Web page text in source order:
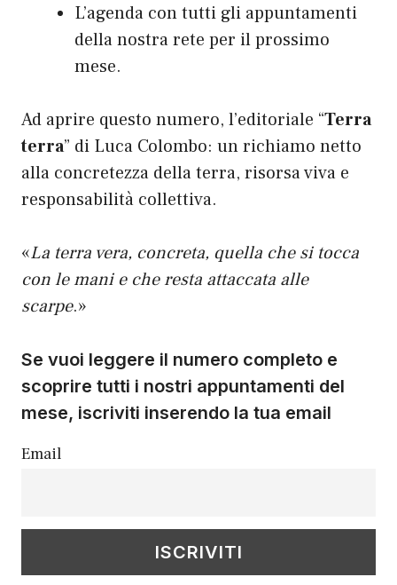
L’agenda con tutti gli appuntamenti
della nostra rete per il prossimo
mese.
Ad aprire questo numero, l’editoriale “Terra
terra” di Luca Colombo: un richiamo netto
alla concretezza della terra, risorsa viva e
responsabilità collettiva.
«La terra vera, concreta, quella che si tocca
con le mani e che resta attaccata alle
scarpe.»
Se vuoi leggere il numero completo e
scoprire tutti i nostri appuntamenti del
mese, iscriviti inserendo la tua email
Email